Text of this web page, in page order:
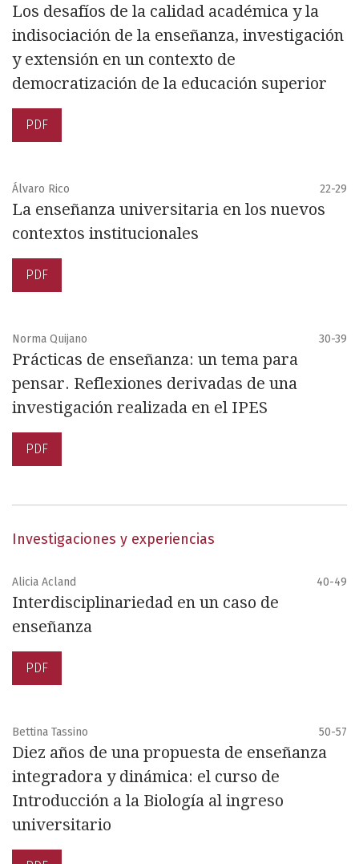
Los desafíos de la calidad académica y la
indisociación de la enseñanza, investigación
y extensión en un contexto de
democratización de la educación superior
PDF
Álvaro Rico 22-29
La enseñanza universitaria en los nuevos
contextos institucionales
PDF
Norma Quijano 30-39
Prácticas de enseñanza: un tema para
pensar. Reflexiones derivadas de una
investigación realizada en el IPES
PDF
Investigaciones y experiencias
Alicia Acland 40-49
Interdisciplinariedad en un caso de
enseñanza
PDF
Bettina Tassino 50-57
Diez años de una propuesta de enseñanza
integradora y dinámica: el curso de
Introducción a la Biología al ingreso
universitario